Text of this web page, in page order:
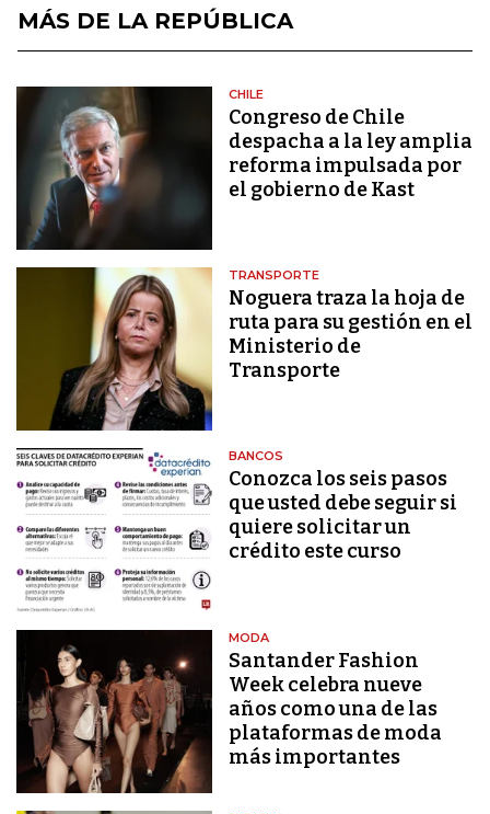
MÁS DE LA REPÚBLICA
CHILE
Congreso de Chile
despacha a la ley amplia
reforma impulsada por
el gobierno de Kast
TRANSPORTE
Noguera traza la hoja de
ruta para su gestión en el
Ministerio de
Transporte
BANCOS
Conozca los seis pasos
que usted debe seguir si
quiere solicitar un
crédito este curso
MODA
Santander Fashion
Week celebra nueve
años como una de las
plataformas de moda
más importantes